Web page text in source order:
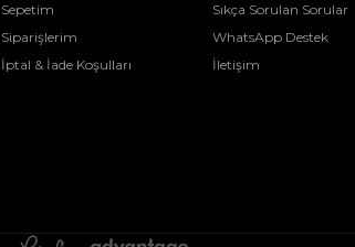
Sepetim
Siparişlerim
İptal & İade Koşulları
Sıkça Sorulan Sorular
WhatsApp Destek
İletişim